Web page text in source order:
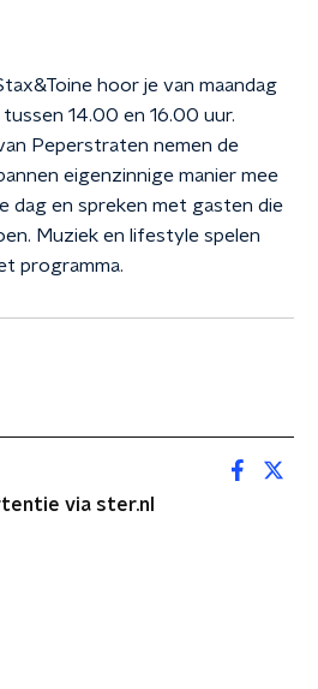
hoor je van maandag
14.00 en 16.00 uur.
Peperstraten nemen de
eigenzinnige manier mee
dag en spreken met gasten die
Muziek en lifestyle spelen
programma.
via ster.nl